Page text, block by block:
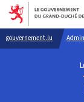
gouvernement.lu